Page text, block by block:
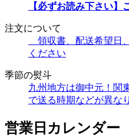
【必ずお読み下さい】
注文について
領収書、配送希望日
ください
季節の熨斗
九州地方は御中元！関
で送る時期などが異な
営業日カレンダー